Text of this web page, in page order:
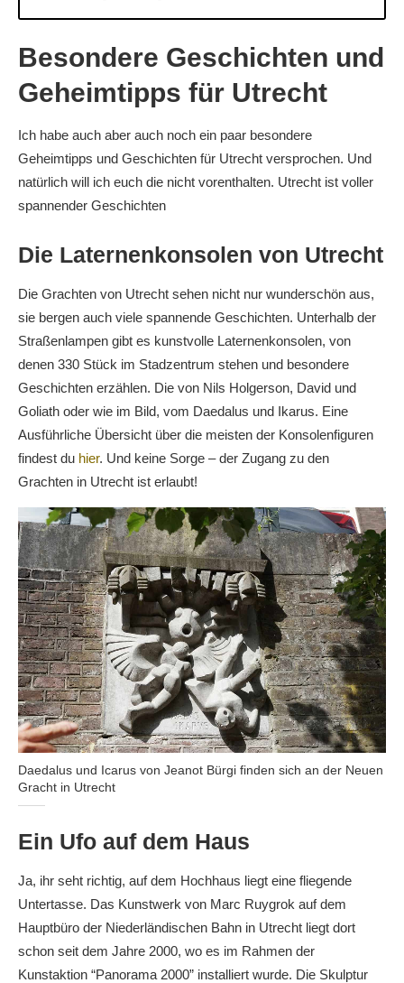
Besondere Geschichten und
Geheimtipps für Utrecht
Ich habe auch aber auch noch ein paar besondere
Geheimtipps und Geschichten für Utrecht versprochen. Und
natürlich will ich euch die nicht vorenthalten. Utrecht ist voller
spannender Geschichten
Die Laternenkonsolen von Utrecht
Die Grachten von Utrecht sehen nicht nur wunderschön aus,
sie bergen auch viele spannende Geschichten. Unterhalb der
Straßenlampen gibt es kunstvolle Laternenkonsolen, von
denen 330 Stück im Stadzentrum stehen und besondere
Geschichten erzählen. Die von Nils Holgerson, David und
Goliath oder wie im Bild, vom Daedalus und Ikarus. Eine
Ausführliche Übersicht über die meisten der Konsolenfiguren
findest du hier. Und keine Sorge – der Zugang zu den
Grachten in Utrecht ist erlaubt!
Daedalus und Icarus von Jeanot Bürgi finden sich an der Neuen
Gracht in Utrecht
Ein Ufo auf dem Haus
Ja, ihr seht richtig, auf dem Hochhaus liegt eine fliegende
Untertasse. Das Kunstwerk von Marc Ruygrok auf dem
Hauptbüro der Niederländischen Bahn in Utrecht liegt dort
schon seit dem Jahre 2000, wo es im Rahmen der
Kunstaktion “Panorama 2000” installiert wurde. Die Skulptur